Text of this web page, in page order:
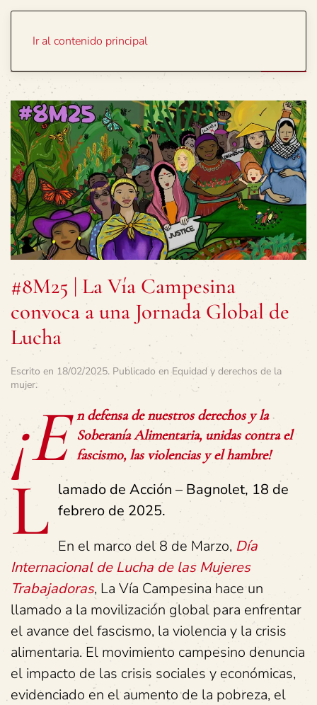
Ir al contenido principal
#8M25 | La Vía Campesina
convoca a una Jornada Global de
Lucha
Escrito en 18/02/2025. Publicado en Equidad y derechos de la
mujer.
¡E n defensa de nuestros derechos y la
Soberanía Alimentaria, unidas contra el
fascismo, las violencias y el hambre!
L lamado de Acción – Bagnolet, 18 de
febrero de 2025.
En el marco del 8 de Marzo, Día
Internacional de Lucha de las Mujeres
Trabajadoras, La Vía Campesina hace un
llamado a la movilización global para enfrentar
el avance del fascismo, la violencia y la crisis
alimentaria. El movimiento campesino denuncia
el impacto de las crisis sociales y económicas,
evidenciado en el aumento de la pobreza, el